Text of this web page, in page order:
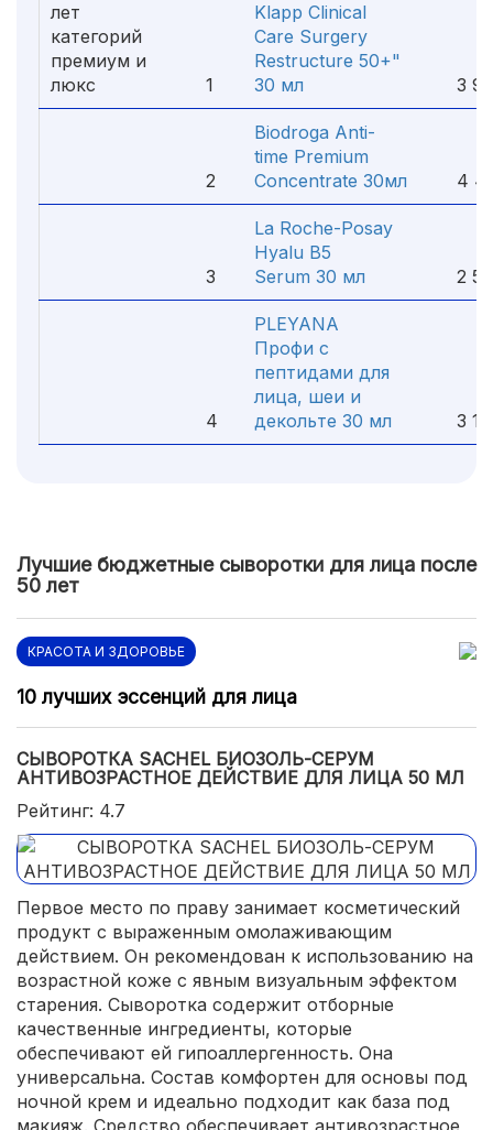
лет
категорий
премиум и
люкс
1
Klapp Clinical
Care Surgery
Restructure 50+"
30 мл
3
2
Biodroga Anti-
time Premium
Concentrate 30мл
4
3
La Roche-Posay
Hyalu B5
Serum 30 мл
2
4
PLEYANA
Профи с
пептидами для
лица, шеи и
декольте 30 мл
3
Лучшие бюджетные сыворотки для лица после
50 лет
КРАСОТА И ЗДОРОВЬЕ
10 лучших эссенций для лица
СЫВОРОТКА SACHEL БИОЗОЛЬ-СЕРУМ
АНТИВОЗРАСТНОЕ ДЕЙСТВИЕ ДЛЯ ЛИЦА 50 МЛ
Рейтинг: 4.7
Первое место по праву занимает косметический
продукт с выраженным омолаживающим
действием. Он рекомендован к использованию на
возрастной коже с явным визуальным эффектом
старения. Сыворотка содержит отборные
качественные ингредиенты, которые
обеспечивают ей гипоаллергенность. Она
универсальна. Состав комфортен для основы под
ночной крем и идеально подходит как база под
макияж. Средство обеспечивает антивозрастное,